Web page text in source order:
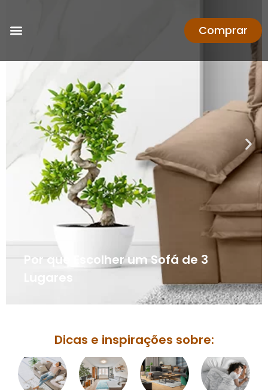
Comprar
Por que Escolher um Sofá de 3
Dicas e inspirações sobre: